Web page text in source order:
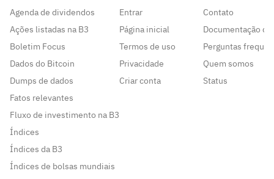
Agenda de dividendos
Ações listadas na B3
Boletim Focus
Dados do Bitcoin
Dumps de dados
Fatos relevantes
Fluxo de investimento na B3
Índices
Índices da B3
Índices de bolsas mundiais
Entrar
Página inicial
Termos de uso
Privacidade
Criar conta
Contato
Documentação da
Perguntas
Quem somos
Status